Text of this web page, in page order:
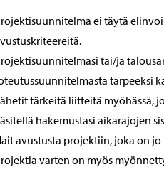
ei täytä
tai/ja
tarpeeksi
tärkeitä liitteitä myöhässä,
hakemustasi aikarajojen
avustusta projektiin, joka on
varten on myös